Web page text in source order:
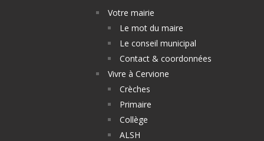
Votre mairie
Le mot du maire
Le conseil municipal
Contact & coordonnées
Vivre à Cervione
Crèches
Primaire
Collège
ALSH